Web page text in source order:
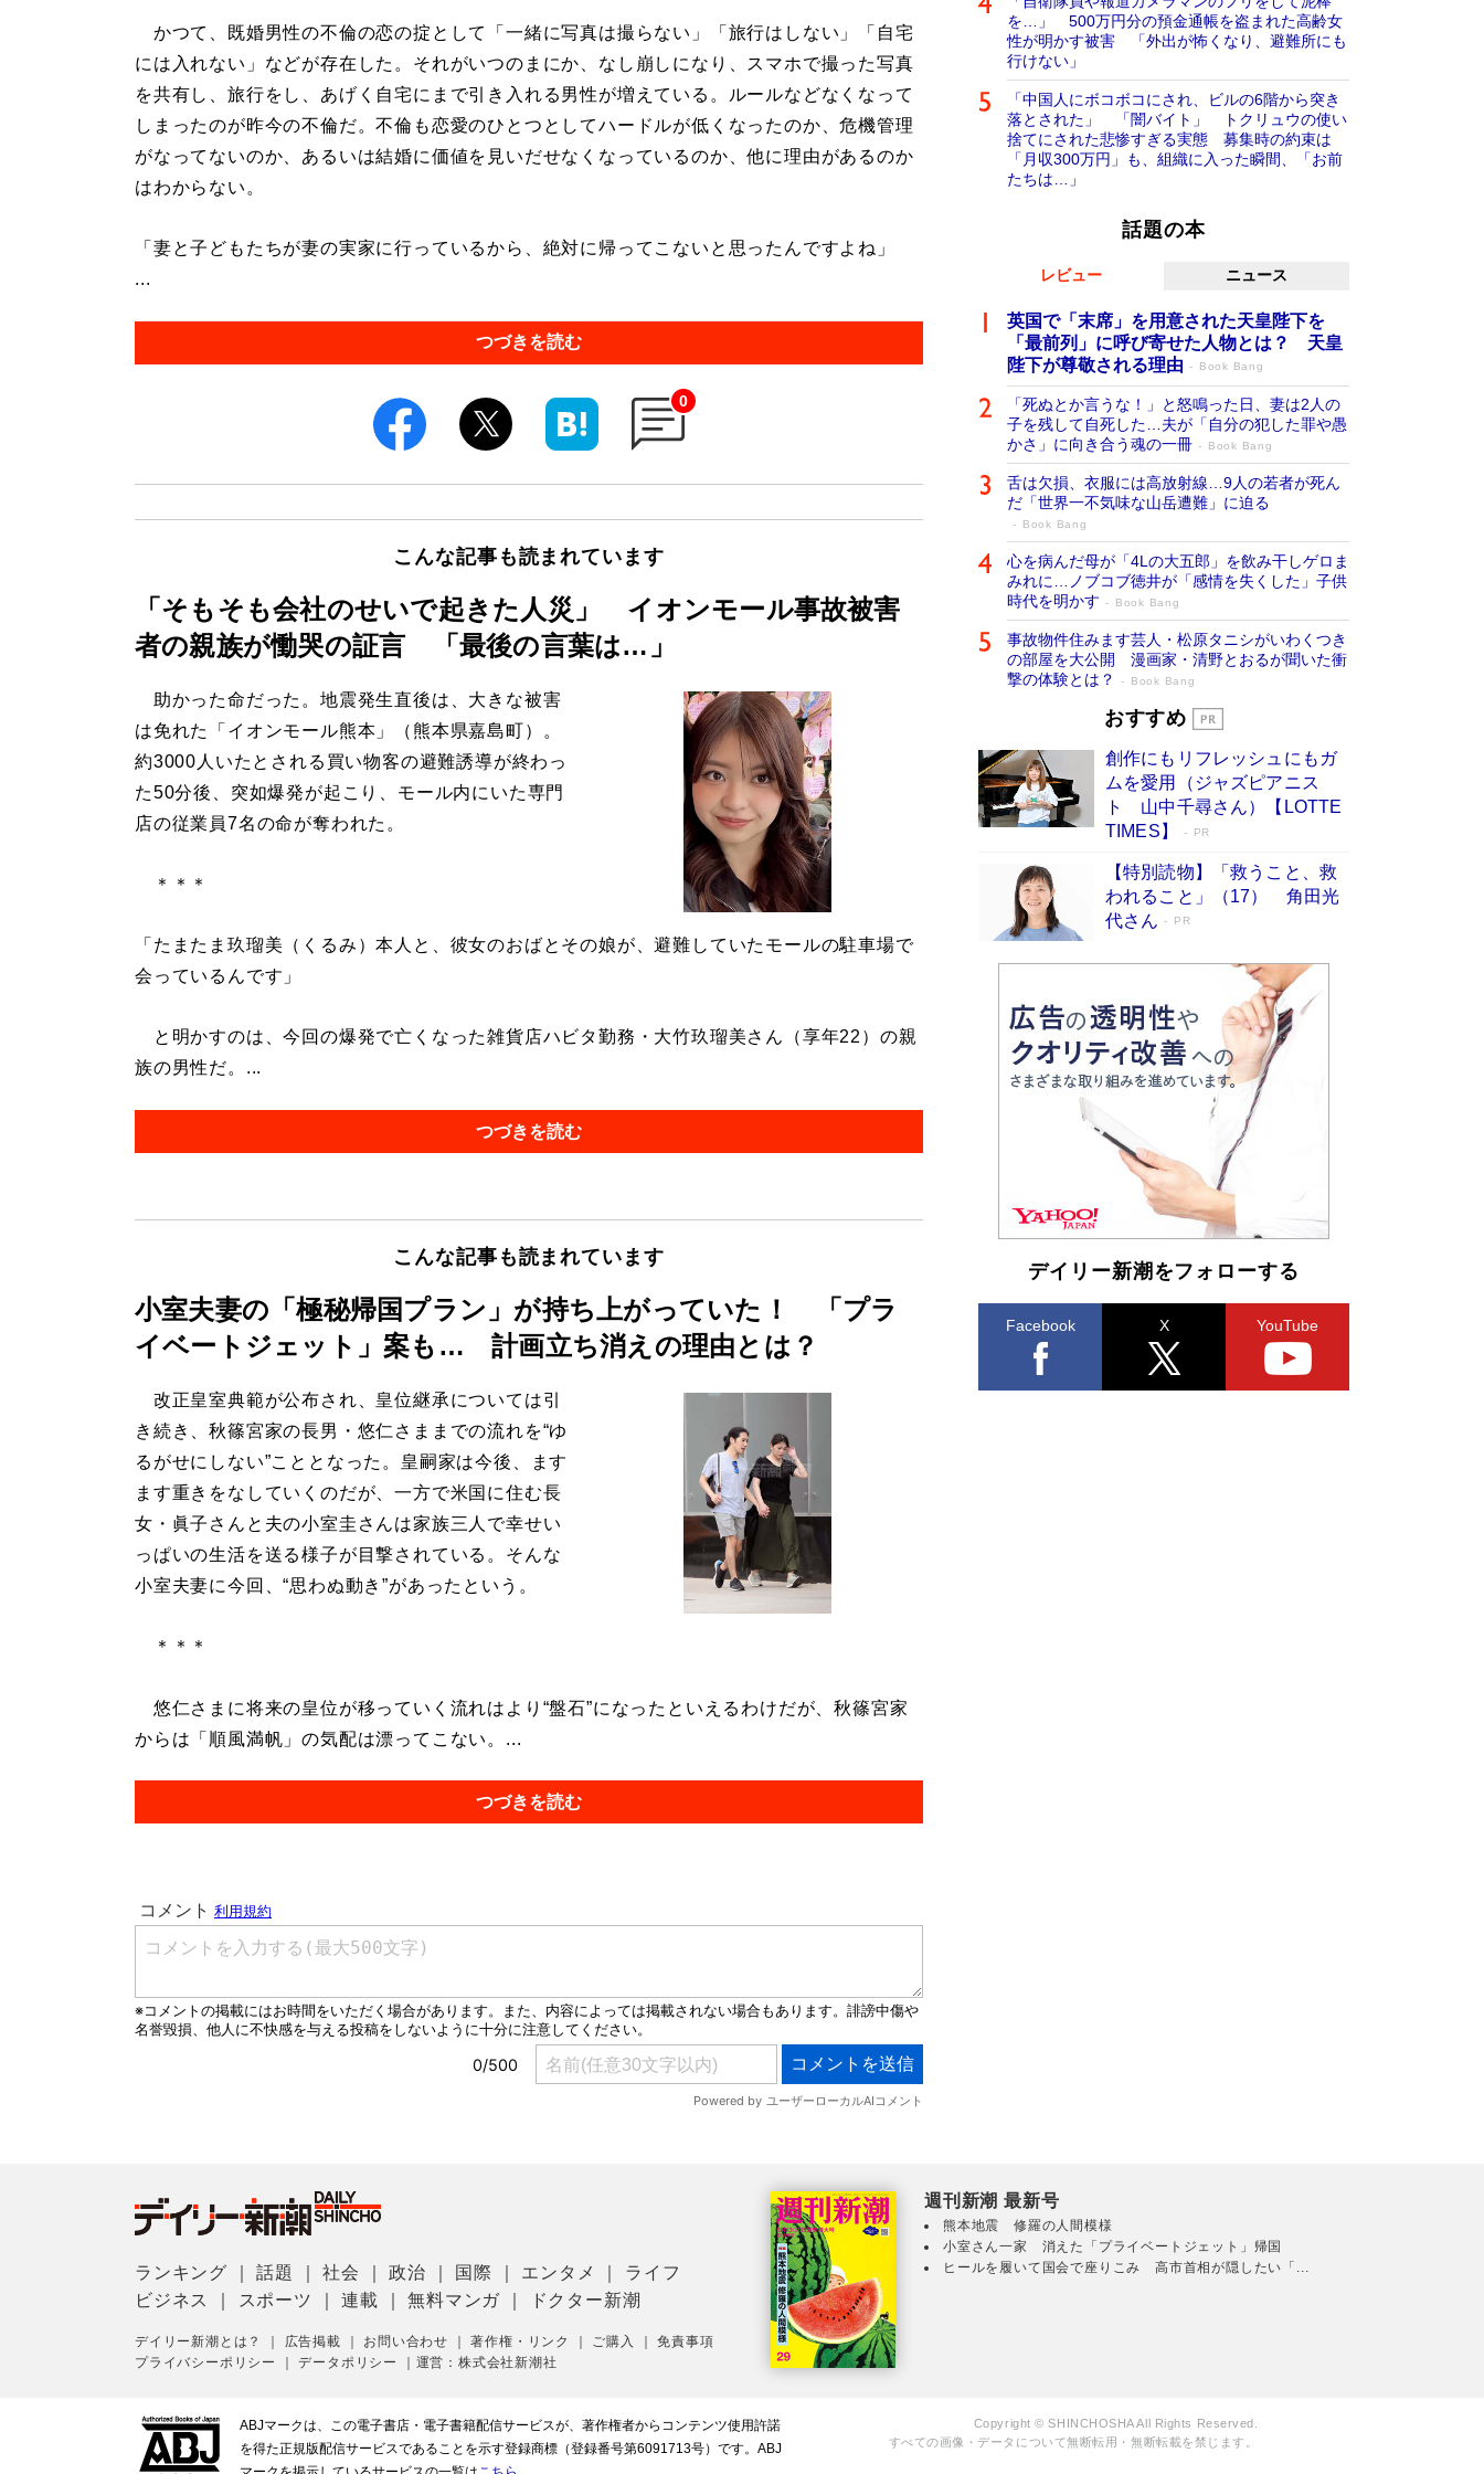
かつて、既婚男性の不倫の恋の掟として「一緒に写真は撮らない」「旅行はしない」「自宅
には入れない」などが存在した。それがいつのまにか、なし崩しになり、スマホで撮った写真
を共有し、旅行をし、あげく自宅にまで引き入れる男性が増えている。ルールなどなくなって
しまったのが昨今の不倫だ。不倫も恋愛のひとつとしてハードルが低くなったのか、危機管理
がなってないのか、あるいは結婚に価値を見いだせなくなっているのか、他に理由があるのか
はわからない。
「妻と子どもたちが妻の実家に行っているから、絶対に帰ってこないと思ったんですよね」
...
つづきを読む
0
こんな記事も読まれています
「そもそも会社のせいで起きた人災」 イオンモール事故被害
者の親族が慟哭の証言 「最後の言葉は…」
助かった命だった。地震発生直後は、大きな被害
は免れた「イオンモール熊本」（熊本県嘉島町）。
約3000人いたとされる買い物客の避難誘導が終わっ
た50分後、突如爆発が起こり、モール内にいた専門
店の従業員7名の命が奪われた。
＊＊＊
「たまたま玖瑠美（くるみ）本人と、彼女のおばとその娘が、避難していたモールの駐車場で
会っているんです」
と明かすのは、今回の爆発で亡くなった雑貨店ハビタ勤務・大竹玖瑠美さん（享年22）の親
族の男性だ。...
つづきを読む
こんな記事も読まれています
小室夫妻の「極秘帰国プラン」が持ち上がっていた！ 「プラ
イベートジェット」案も… 計画立ち消えの理由とは？
改正皇室典範が公布され、皇位継承については引
き続き、秋篠宮家の長男・悠仁さままでの流れを“ゆ
るがせにしない”こととなった。皇嗣家は今後、ます
ます重きをなしていくのだが、一方で米国に住む長
女・眞子さんと夫の小室圭さんは家族三人で幸せい
っぱいの生活を送る様子が目撃されている。そんな
小室夫妻に今回、“思わぬ動き”があったという。
＊＊＊
悠仁さまに将来の皇位が移っていく流れはより“盤石”になったといえるわけだが、秋篠宮家
からは「順風満帆」の気配は漂ってこない。...
つづきを読む
を…」 500万円分の預金通帳を盗まれた高齢女
性が明かす被害 「外出が怖くなり、避難所にも
行けない」
「中国人にボコボコにされ、ビルの6階から突き
落とされた」 「闇バイト」 トクリュウの使い
捨てにされた悲惨すぎる実態 募集時の約束は
「月収300万円」も、組織に入った瞬間、「お前
たちは…」
話題の本
レビュー ニュース
英国で「末席」を用意された天皇陛下を
「最前列」に呼び寄せた人物とは？ 天皇
陛下が尊敬される理由
Book Bang
「死ぬとか言うな！」と怒鳴った日、妻は2人の
子を残して自死した…夫が「自分の犯した罪や愚
かさ」に向き合う魂の一冊
Book Bang
舌は欠損、衣服には高放射線…9人の若者が死ん
だ「世界一不気味な山岳遭難」に迫る
Book Bang
心を病んだ母が「4Lの大五郎」を飲み干しゲロま
みれに…ノブコブ徳井が「感情を失くした」子供
時代を明かす
Book Bang
事故物件住みます芸人・松原タニシがいわくつき
の部屋を大公開 漫画家・清野とおるが聞いた衝
撃の体験とは？
Book Bang
追悼・東野圭吾さん 週間ベストセラーラ
など代表作が並ぶ［文庫ベストセラー］
Book Bang
73歳でも働くしかない 「老後レス時代」に交通
誘導員の独白が話題
竹内由恵の前に現れた「テレビ観ないんだよね
ぇ」という男性…夫を選んでテレ朝退社したワケ
Book Bang
「なんで？ そんな馬鹿な……」90歳になった作
家・阿刀田高さんが、ひとり暮らしの生活を明か
和田秀樹の70代、80代向け新書がベスト3を独
占 上半期1位にも選出［新書ベストセラー］
Book Bang
おすすめ
創作にもリフレッシュにもガ
ムを愛用（ジャズピアニス
ト 山中千尋さん）【LOTTE
TIMES】
PR
【特別読物】「救うこと、救
われること」（17） 角田光
代さん
PR
デイリー新潮をフォローする
Facebook X YouTube
ランキング ｜話題 ｜社会 ｜政治 国際 エンタメ
ライフ
ビジネス
スポーツ ｜連載 ｜無料マンガ ドクター新潮
デイリー新潮とは？ 広告掲載 お問い合わせ ｜著作権・リンク ご購入 ｜免責事項
プライバシーポリシー
｜データポリシー 運営：株式会社新潮社
週刊新潮 最新号
熊本地震 修羅の人間模様
小室さん一家 消えた「プライベートジェット」帰国
ヒールを履いて国会で座りこみ 高市首相が隠したい「...
ABJマークは、この電子書店・電子書籍配信サービスが、著作権者からコンテンツ使用許諾
を得た正規版配信サービスであることを示す登録商標（登録番号第6091713号）です。ABJ
Copyright © SHINCHOSHA All Rights Reserved.
すべての画像・データについて無断転用・無断転載を禁じます。